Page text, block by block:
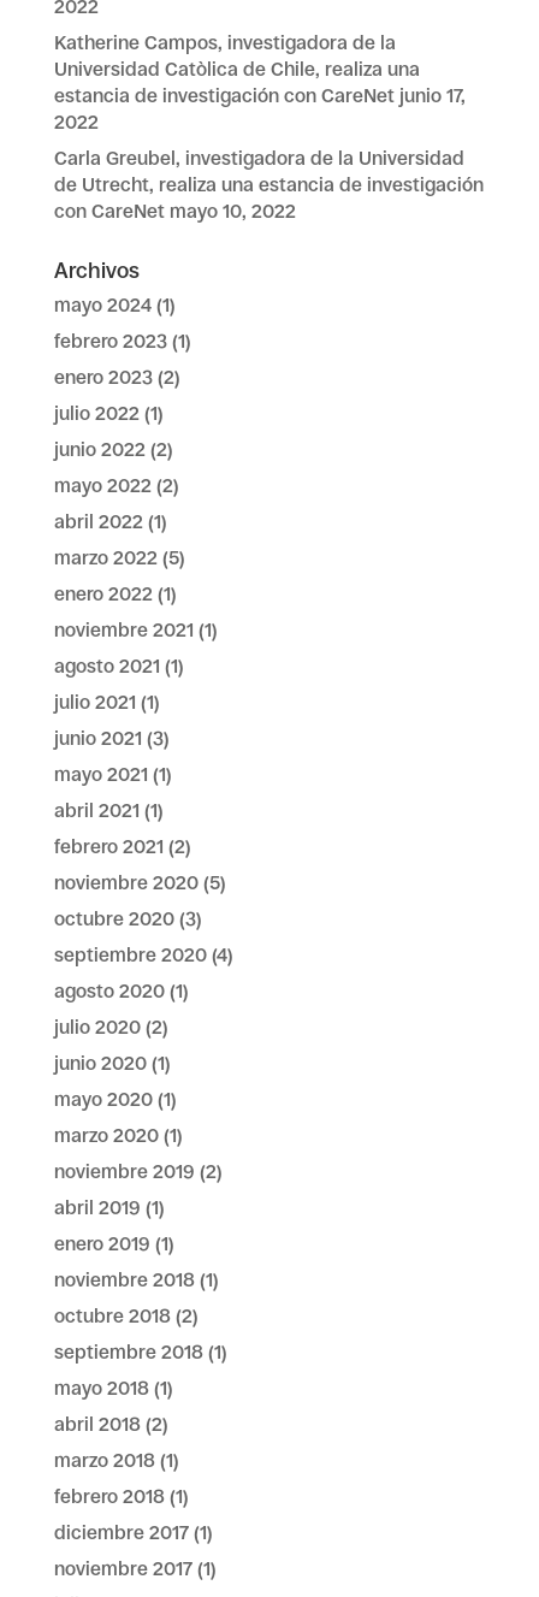
2022
Katherine Campos, investigadora de la
Universidad Catòlica de Chile, realiza una
estancia de investigación con CareNet junio 17,
2022
Carla Greubel, investigadora de la Universidad
de Utrecht, realiza una estancia de investigación
con CareNet mayo 10, 2022
Archivos
mayo 2024(1)
febrero 2023(1)
enero 2023(2)
julio 2022(1)
junio 2022(2)
mayo 2022(2)
abril 2022(1)
marzo 2022(5)
enero 2022(1)
noviembre 2021 (1)
agosto 2021 (1)
julio 2021 (1)
junio 2021 (3)
mayo 2021 (1)
abril 2021 (1)
febrero 2021 (2)
noviembre 2020(5)
octubre 2020(3)
septiembre 2020(4)
agosto 2020(1)
julio 2020(2)
junio 2020(1)
mayo 2020(1)
marzo 2020(1)
noviembre 2019 (2)
abril 2019 (1)
enero 2019 (1)
noviembre 2018(1)
octubre 2018(2)
septiembre 2018(1)
mayo 2018(1)
abril 2018(2)
marzo 2018(1)
febrero 2018(1)
diciembre 2017(1)
noviembre 2017(1)